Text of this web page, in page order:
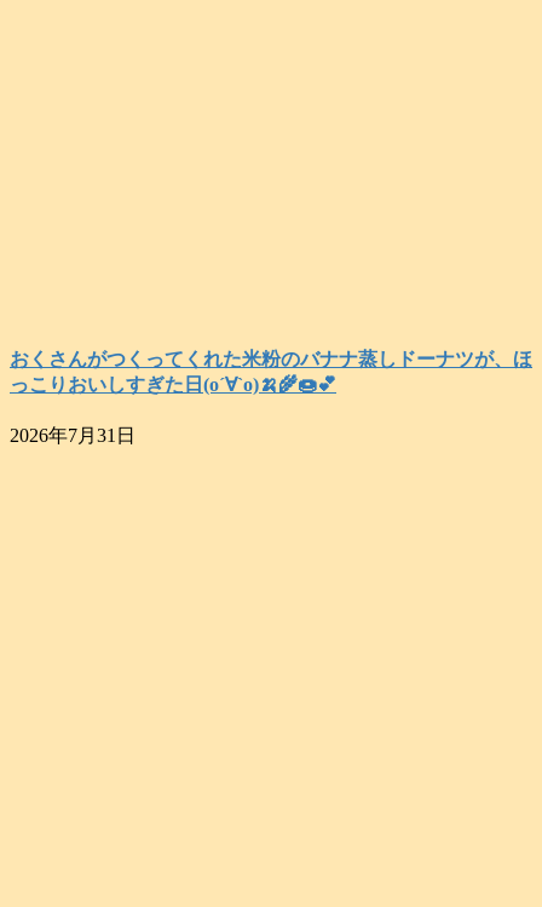
おくさんがつくってくれた米粉のバナナ蒸しドーナツが、ほ
っこりおいしすぎた日(о´∀`о)🍌🌾🍩💕
2026年7月31日